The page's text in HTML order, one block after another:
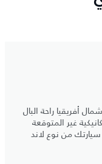
أفريقيا راحة البال
غير المتوقعة
من نوع لاند